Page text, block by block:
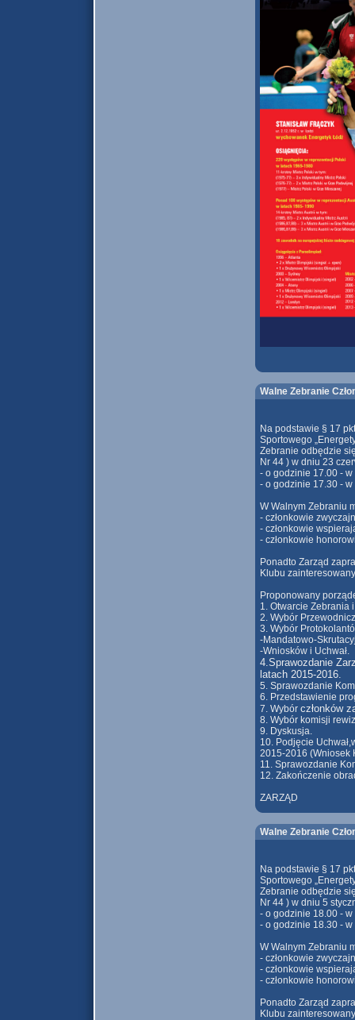
Walne Zebranie
Na podstawie § 17
Sportowego
Zebranie odbędzie
Nr 44 ) w dniu 23
- o godzinie 17.00 -
- o godzinie 17.30 -
W Walnym Zebraniu
- członkowie
- członkowie
- członkowie
Ponadto Zarząd
Klubu
Proponowany
1. Otwarcie Zebrania
2. Wybór
3. Wybór
-Mandatowo-
-Wniosków i Uchwał.
4.Sprawozdanie
latach 2015-2016.
5. Sprawozdanie
6. Przedstawienie
7. Wybór członków
8. Wybór komisji
9. Dyskusja.
10. Podjęcie
2015-2016 (Wniosek
11. Sprawozdanie
12. Zakończenie
ZARZĄD
Walne Zebranie
Na podstawie § 17
Sportowego
Zebranie odbędzie
Nr 44 ) w dniu 5
- o godzinie 18.00 -
- o godzinie 18.30 -
W Walnym Zebraniu
- członkowie
- członkowie
- członkowie
Ponadto Zarząd
Klubu